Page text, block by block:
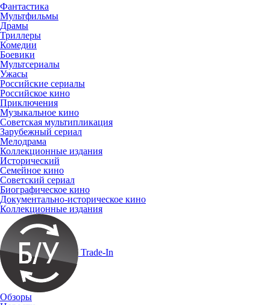
Фантастика
Мультфильмы
Драмы
Триллеры
Комедии
Боевики
Мультсериалы
Ужасы
Российские сериалы
Российское кино
Приключения
Музыкальное кино
Советская мультипликация
Зарубежный сериал
Мелодрама
Коллекционные издания
Исторический
Семейное кино
Советский сериал
Биографическое кино
Документально-историческое кино
Коллекционные издания
Trade-In
Обзоры